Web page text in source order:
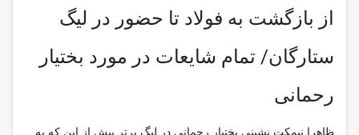
از بازگشت به فولاد تا حضور در لیگ
ستارگان/ تمام شایعات در مورد بختیار
رحمانی
ظاهرا نیمکت نشینی بختیار رحمانی در لیگ برتر بیش از این که به